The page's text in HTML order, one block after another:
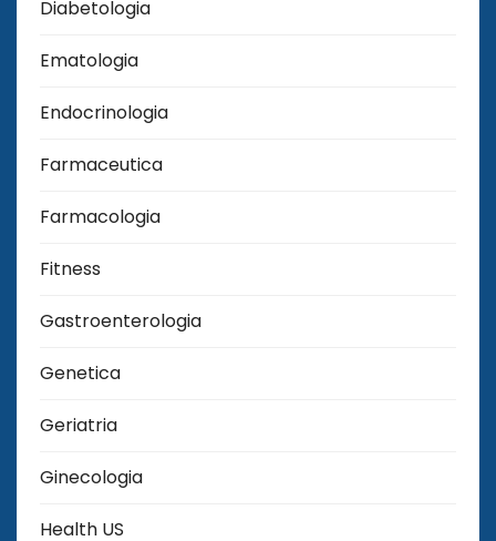
Diabetologia
Ematologia
Endocrinologia
Farmaceutica
Farmacologia
Fitness
Gastroenterologia
Genetica
Geriatria
Ginecologia
Health US